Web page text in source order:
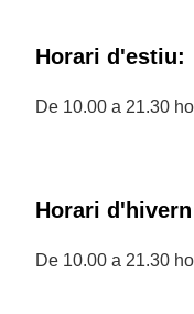
Horari d'estiu:
De 10.00 a 21.30
Horari d'hivern
De 10.00 a 21.30